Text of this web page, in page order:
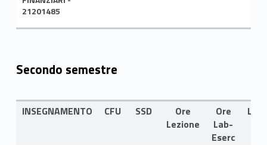
21201485
Secondo semestre
INSEGNAMENTO CFU SSD
Ore
Lezione
Ore
Lab-
Eserc